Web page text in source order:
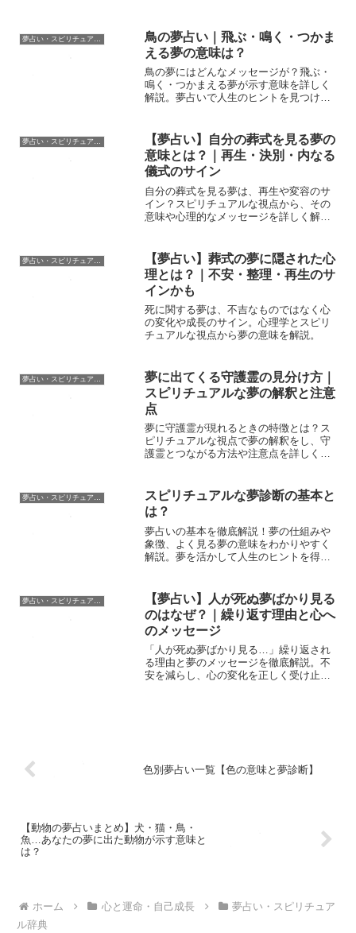
夢占い・スピリチュアル辞典
鳥の夢占い｜飛ぶ・鳴く・つかま
える夢の意味は？
鳥の夢にはどんなメッセージが？飛ぶ・
鳴く・つかまえる夢が示す意味を詳しく
解説。夢占いで人生のヒントを見つけよ
夢占い・スピリチュアル辞典
【夢占い】自分の葬式を見る夢の
意味とは？｜再生・決別・内なる
儀式のサイン
自分の葬式を見る夢は、再生や変容のサ
イン？スピリチュアルな視点から、その
意味や心理的なメッセージを詳しく解説
【夢占い】葬式の夢に隠された心
理とは？｜不安・整理・再生のサ
インかも
死に関する夢は、不吉なものではなく心
の変化や成長のサイン。心理学とスピリ
チュアルな視点から夢の意味を解説。
夢占い・スピリチュアル辞典
夢に出てくる守護霊の見分け方｜
スピリチュアルな夢の解釈と注意
点
夢に守護霊が現れるときの特徴とは？ス
ピリチュアルな視点で夢の解釈をし、守
護霊とつながる方法や注意点を詳しく解
夢占い・スピリチュアル辞典
スピリチュアルな夢診断の基本と
は？
夢占いの基本を徹底解説！夢の仕組みや
象徴、よく見る夢の意味をわかりやすく
解説。夢を活かして人生のヒントを得よ
【夢占い】人が死ぬ夢ばかり見る
のはなぜ？｜繰り返す理由と心へ
のメッセージ
「人が死ぬ夢ばかり見る…」繰り返され
る理由と夢のメッセージを徹底解説。不
安を減らし、心の変化を正しく受け止め
色別夢占い一覧【色の意味と夢診断】
【動物の夢占いまとめ】犬・猫・鳥・
魚…あなたの夢に出た動物が示す意味と
は？
ホーム 心と運命・自己成長
夢占い・スピリチュア
ル辞典